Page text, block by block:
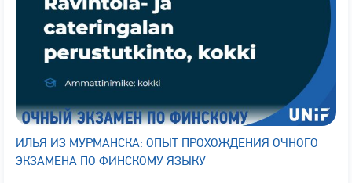
ИЛЬЯ ИЗ МУРМАНСКА: ОПЫТ ПРОХОЖДЕНИЯ ОЧНОГО
ЭКЗАМЕНА ПО ФИНСКОМУ ЯЗЫКУ